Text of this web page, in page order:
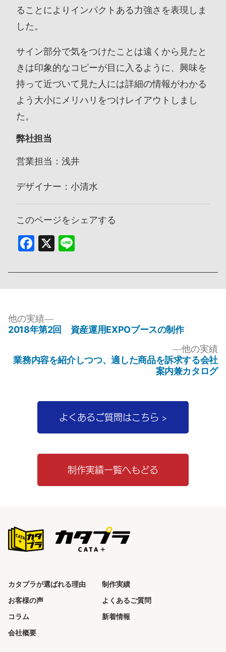
ることによりインパクトある力強さを表現しま
した。
サイン部分で気をつけたことは遠くから見たと
きは印象的なコピーが目に入るように、興味を
持って近づいて見た人には詳細の情報がわかる
よう大小にメリハリをつけレイアウトしまし
た。
弊社担当
営業担当：浅井
デザイナー：小清水
このページをシェアする
Facebook
X
投
稿
他の実績他
の
実
業務内容を紹介しつつ、適した商品を訴求する会社
案内兼カタログ
他の実績
他
の
2018年第2回 資産運用EXPOブースの制作
よくあるご質問はこちら >
制作実績一覧へもどる
カタプラが選ばれる理由
制作実績
お客様の声
よくあるご質問
コラム
新着情報
会社概要